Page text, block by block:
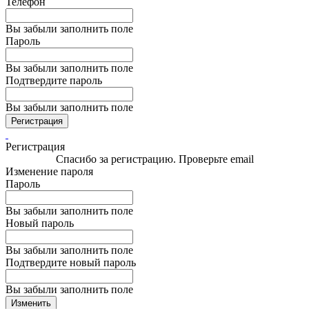
Вы забыли заполнить поле
Пароль
Вы забыли заполнить поле
Подтвердите пароль
Вы забыли заполнить поле
Регистрация
Регистрация
Спасибо за регистрацию. Проверьте email
Изменение пароля
Пароль
Вы забыли заполнить поле
Новый пароль
Вы забыли заполнить поле
Подтвердите новый пароль
Вы забыли заполнить поле
Изменить